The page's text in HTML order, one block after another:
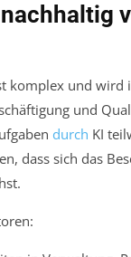
komplex und
und
durch KI
dass sich das